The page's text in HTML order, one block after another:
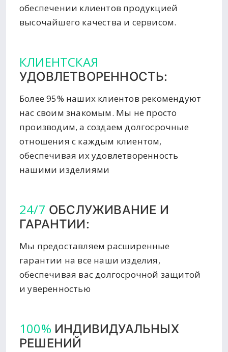
обеспечении клиентов продукцией
высочайшего качества и сервисом.
КЛИЕНТСКАЯ
УДОВЛЕТВОРЕННОСТЬ:
Более 95% наших клиентов рекомендуют
нас своим знакомым. Мы не просто
производим, а создаем долгосрочные
отношения с каждым клиентом,
обеспечивая их удовлетворенность
нашими изделиями
24/7 ОБСЛУЖИВАНИЕ И
ГАРАНТИИ:
Мы предоставляем расширенные
гарантии на все наши изделия,
обеспечивая вас долгосрочной защитой
и уверенностью
100% ИНДИВИДУАЛЬНЫХ
РЕШЕНИЙ